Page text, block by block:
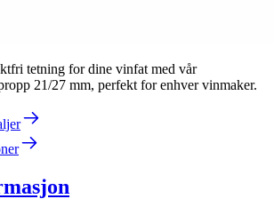
tetning for dine vinfat med vår
21/27 mm, perfekt for enhver vinmaker.